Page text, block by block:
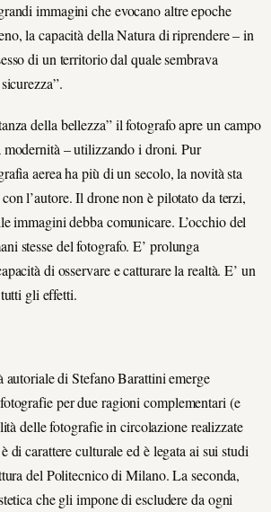
immagini che evocano altre epoche
la capacità della Natura di riprendere – in
di un territorio dal quale sembrava
della bellezza” il fotografo apre un campo
modernità – utilizzando i droni. Pur
aerea ha più di un secolo, la novità sta
l’autore. Il drone non è pilotato da terzi,
immagini debba comunicare. L’occhio del
stesse del fotografo. E’ prolunga
di osservare e catturare la realtà. E’ un
gli effetti.
autoriale di Stefano Barattini emerge
per due ragioni complementari (e
delle fotografie in circolazione realizzate
di carattere culturale ed è legata ai sui studi
del Politecnico di Milano. La seconda,
che gli impone di escludere da ogni